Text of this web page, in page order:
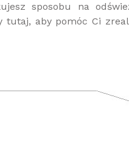
sposobu na
tutaj, aby pomóc Ci